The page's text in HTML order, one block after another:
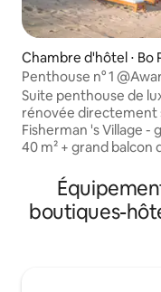
Chambre d'hôtel ⋅ Bo
Penthouse n° 1
Hotel avec petit-
Suite penthouse de
rénovée directement
Fisherman 's Village - grand intérieur de
40 m² + grand balcon
et la mer - petit déjeuner quotidien
gratuit inclus -
boutiques-